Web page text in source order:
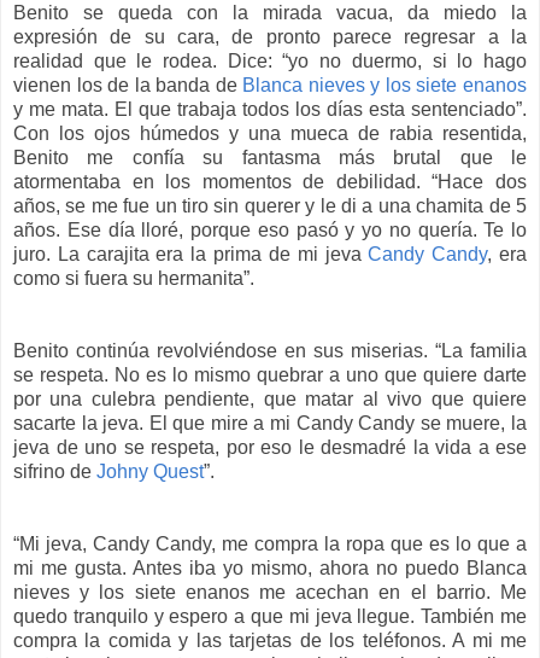
Benito se queda con la mirada vacua, da miedo la
expresión de su cara, de pronto parece regresar a la
realidad que le rodea. Dice: “yo no duermo, si lo hago
vienen los de la banda de Blanca nieves y los siete enanos
y me mata. El que trabaja todos los días esta sentenciado”.
Con los ojos húmedos y una mueca de rabia resentida,
Benito me confía su fantasma más brutal que le
atormentaba en los momentos de debilidad. “Hace dos
años, se me fue un tiro sin querer y le di a una chamita de 5
años. Ese día lloré, porque eso pasó y yo no quería. Te lo
juro. La carajita era la prima de mi jevaCandy Candy, era
como si fuera su hermanita”.
Benito continúa revolviéndose en sus miserias. “La familia
se respeta. No es lo mismo quebrar a uno que quiere darte
por una culebra pendiente, que matar al vivo que quiere
sacarte la jeva. El que mire a mi Candy Candy se muere, la
jeva de uno se respeta, por eso le desmadré la vida a ese
sifrino de Johny Quest”.
“Mi jeva, Candy Candy, me compra la ropa que es lo que a
mi me gusta. Antes iba yo mismo, ahora no puedo Blanca
nieves y los siete enanos me acechan en el barrio. Me
quedo tranquilo y espero a que mi jeva llegue. También me
compra la comida y las tarjetas de los teléfonos. A mi me